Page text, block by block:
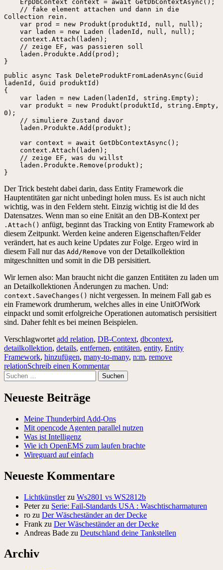
Collection rein.
}
public async Task DeleteProduktFromLadenAsync(Guid
ladenId, Guid produktId)
{
0);
}
Der Trick besteht dabei darin, dass Entity Framework die
Hauptentitäten gar nicht unbedingt holen muss. Es ist auch nicht
wichtig, was in den Feldern steht. Einzig wichtig ist die Id des
Datensatzes. Wenn man so eine Enität an den DB-Kontext per
.Attach() anfügt, beginnt das Tracking von Entity Framework ab
diesem Zeitpunkt. Werden keine anderen Eigenschaften/Felder
verändert, hat es auch keine Updates zur Folge. Ergeo wird in
diesem Fall nur das Add/Remove von der Detailkollektion
mitgeschnitten und somit in die DB persisitiert.
Wir lernen also: Man braucht nicht die ganzen Entitäten zu laden um
an Detailkollektionen Änderungen zu machen. Und:
context.SaveChanges() nicht vergessen. In meinem Fall gab es
ein Framework drumherum, welches alles in eine UnitOfWork
einpackt und somit erfolgreiche Operationen automatisch persisitiert
sind. Daher fehlt es bei meinen Beispielen.
Verschlagwortet add relation, DB-Context, dbcontext,
detailkollektion, details, entfernen, entitäten, entity, Entity
Framework, hinzufügen, many-to-many, n:m, remove
relationSchreib einen Kommentar
Suchen
nach:
Neueste Beiträge
Meine Thunderbird Add-Ons
Mit opencode Agenten parallel nutzen
Was ist Intelligenz
Wie ich OpenEMS zum laufen brachte
Wireguard auf einfach
Neueste Kommentare
Lichtkünstlerzu Ws2801 vs WS2812b
Peterzu Serie: Fail-Standards USA : Waschtischarmaturen
ro zu Der Wäscheständer an der Decke
Frank zu Der Wäscheständer an der Decke
Andreas Bade zu Deutschland deine Tankstellen
Archiv